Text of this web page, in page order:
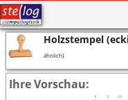
HOME
Stempel
Holzstempel
ähnlich)
Ihre Vorschau: